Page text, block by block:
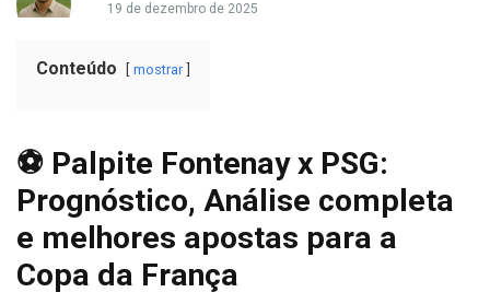
19 de dezembro de 2025
Conteúdo mostrar
⚽ Palpite Fontenay x PSG:
Prognóstico, Análise completa
e melhores apostas para a
Copa da França